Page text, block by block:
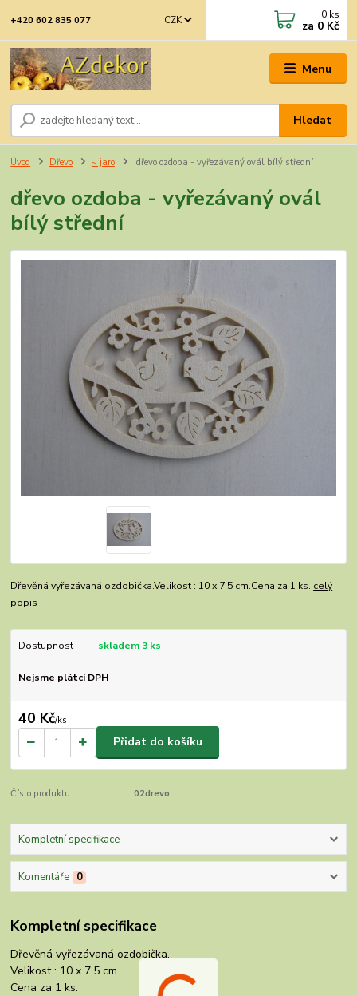
Menu
CZK
Hledat
+420 602 835 077 0 ks
za 0 Kč
Úvod Dřevo ~ jaro dřevo ozdoba - vyřezávaný ovál bílý střední
dřevo ozdoba - vyřezávaný ovál
bílý střední
Dřevěná vyřezávaná ozdobička.Velikost : 10 x 7,5 cm.Cena za 1 ks. celý
popis
Dostupnost skladem 3 ks
Nejsme plátci DPH
40 Kč/ks
Přidat do košíku
Číslo produktu: 02drevo
Kompletní specifikace
Komentáře 0
Kompletní specifikace
Dřevěná vyřezávaná ozdobička.
Velikost : 10 x 7,5 cm.
Cena za 1 ks.